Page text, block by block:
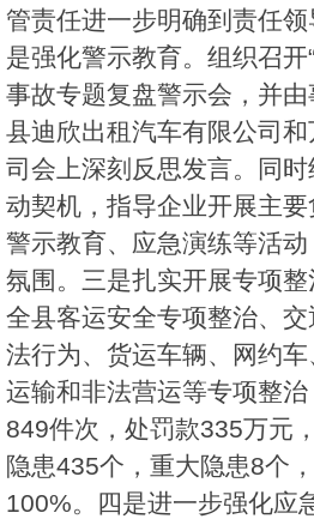
管责任进一步明确到责任
是强化警示教育。组织召开
事故专题复盘警示会，并
县迪欣出租汽车有限公司
司会上深刻反思发言。同时
动契机，指导企业开展主要
警示教育、应急演练等活
氛围。三是扎实开展专项
全县客运安全专项整治、
法行为、货运车辆、网约
运输和非法营运等专项整
849件次，处罚款335万元
隐患435个，重大隐患8个
100%。四是进一步强化应